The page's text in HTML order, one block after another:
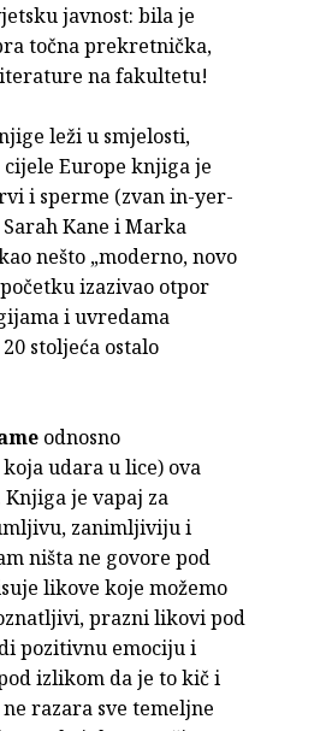
javnost: bila je
točna prekretnička,
na fakultetu!
leži u smjelosti,
Europe knjiga je
i sperme (zvan in-yer-
Kane i Marka
nešto „moderno, novo
izazivao otpor
i uvredama
stoljeća ostalo
odnosno
udara u lice) ova
je vapaj za
zanimljiviju i
ništa ne govore pod
likove koje možemo
prazni likovi pod
pozitivnu emociju i
izlikom da je to kič i
razara sve temeljne